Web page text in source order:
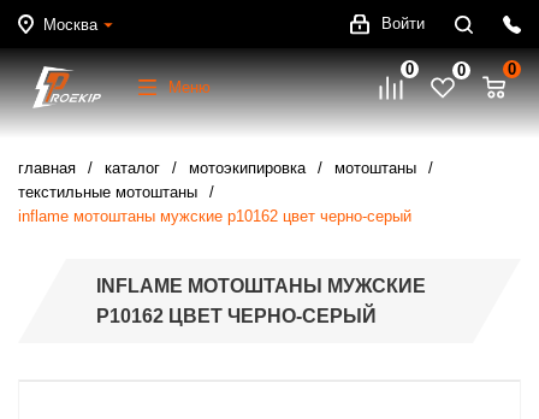
Москва Войти
Меню
0 0 0
главная каталог мотоэкипировка
мотоштаны
текстильные мотоштаны
inflame мотоштаны мужские p10162 цвет черно-серый
INFLAME МОТОШТАНЫ МУЖСКИЕ
P10162 ЦВЕТ ЧЕРНО-СЕРЫЙ